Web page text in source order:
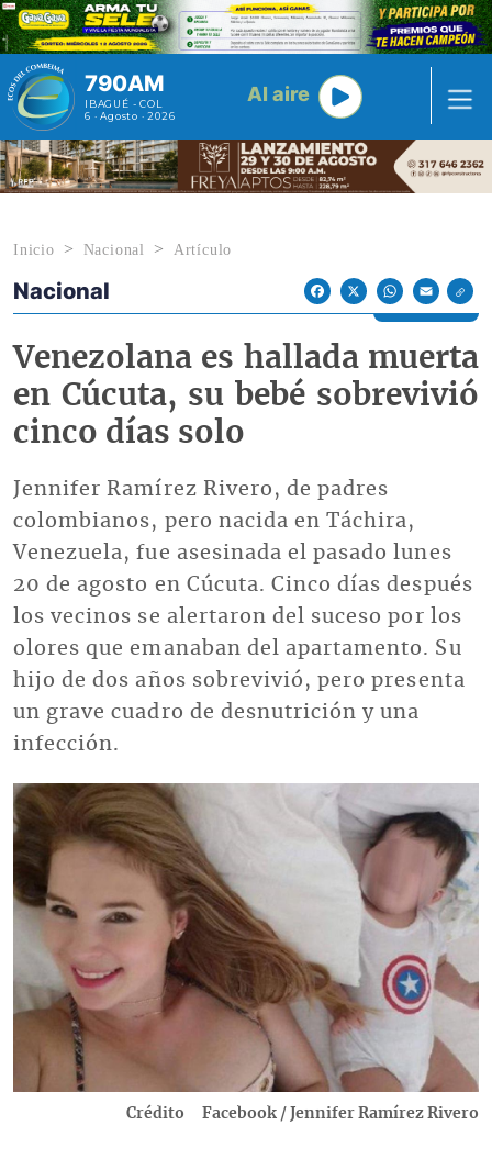
Pasar al contenido principal
790AM
IBAGUÉ - COL
6 · Agosto · 2026
Al aire
Inicio Nacional Artículo
Econoticias y Eventos
Nacional
FacebookX WhatsAppEmail
Venezolana es hallada muerta
en Cúcuta, su bebé sobrevivió
cinco días solo
Jennifer Ramírez Rivero, de padres
colombianos, pero nacida en Táchira,
Venezuela, fue asesinada el pasado lunes
20 de agosto en Cúcuta. Cinco días después
los vecinos se alertaron del suceso por los
olores que emanaban del apartamento. Su
hijo de dos años sobrevivió, pero presenta
un grave cuadro de desnutrición y una
infección.
Imagen
Crédito Facebook / Jennifer Ramírez Rivero